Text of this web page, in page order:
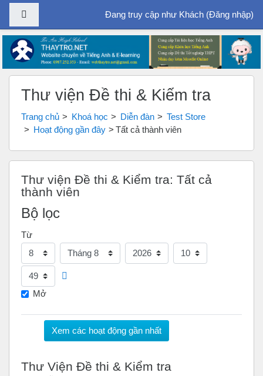
Chuyển tới nội dung chính
Bảng điều khiển cạnhĐang truy cập như Khách (Đăng nhập)
Thư viện Đề thi & Kiểm tra
Trang chủ Khoá học Diễn đàn
Test Store
Hoạt động gần đây
Tất cả thành viên
Thư viện Đề thi & Kiểm tra: Tất cả
thành viên
Bộ lọc
Từ
Ngày
Tháng Năm Giờ
Phút
Mở
Thư Viện Đề thi & Kiểm tra